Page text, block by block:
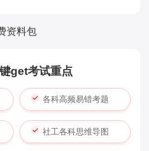
资料包
get考试重点
各科高频易错考题
社工各科思维导图